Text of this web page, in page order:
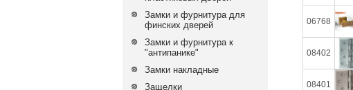
Замки и фурнитура для
финских дверей
Замки и фурнитура к
"антипанике"
Замки накладные
Защелки
06768
08402
08401